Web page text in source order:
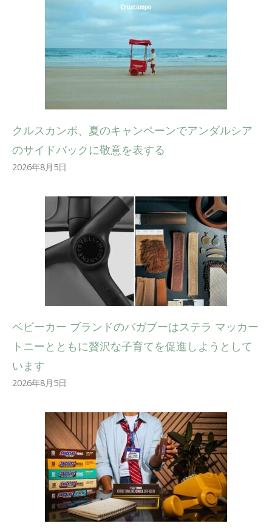
クルスカンポ、夏のキャンペーンでアンダルシア
のサイドバックに敬意を表する
2026年8月5日
ベビーカー ブランドのバガブーはステラ マッカー
トニーとともに贅沢な子育てを促進しようとして
います
2026年8月5日